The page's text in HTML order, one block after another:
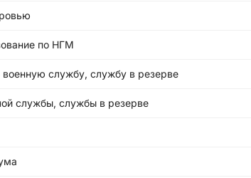
по НГМ
службу, службу в резерве
службы, службы в резерве